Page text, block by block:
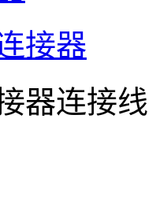
接器
器连接线